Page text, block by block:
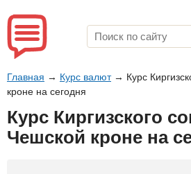
Главная → Курс валют→ Курс
кроне на сегодня
Курс Киргизского
Чешской кроне на